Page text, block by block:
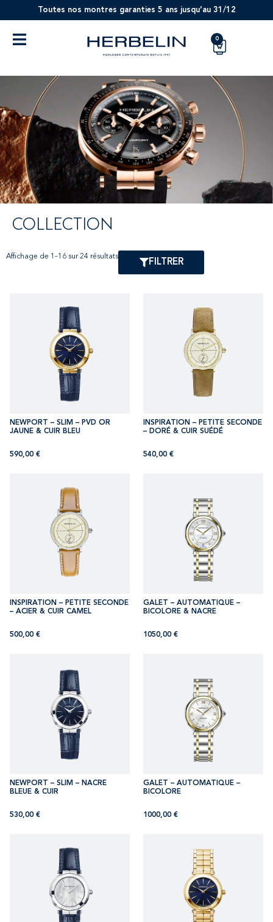
Toutes nos montres garanties 5 ans jusqu’au 31/12
0
COLLECTION
Affichage de 1–16 sur 24 résultats
FILTRER
NEWPORT – SLIM – PVD OR
JAUNE & CUIR BLEU
590,00 €
INSPIRATION – PETITE SECONDE
– DORÉ & CUIR SUÉDÉ
540,00 €
INSPIRATION – PETITE SECONDE
– ACIER & CUIR CAMEL
500,00 €
GALET – AUTOMATIQUE –
BICOLORE & NACRE
1050,00 €
NEWPORT – SLIM – NACRE
BLEUE & CUIR
530,00 €
GALET – AUTOMATIQUE –
BICOLORE
1000,00 €